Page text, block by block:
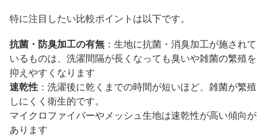
特に注目したい比較ポイントは以下です。
抗菌・防臭加工の有無 ：生地に抗菌・消臭加工が施されて
いるものは、洗濯間隔が長くなっても臭いや雑菌の繁殖を
抑えやすくなります
速乾性 ：洗濯後に乾くまでの時間が短いほど、雑菌が繁殖
しにくく衛生的です。
マイクロファイバーやメッシュ生地は速乾性が高い傾向が
あります